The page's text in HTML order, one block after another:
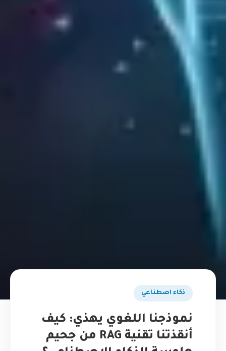
ذكاء اصطناعي
نموذجنا اللغوي يهذي: كيف
أنقذتنا تقنية RAG من جحيم